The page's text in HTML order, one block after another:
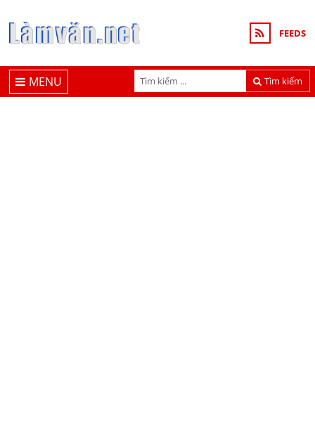
FEEDS
Tìm kiếm
MENU